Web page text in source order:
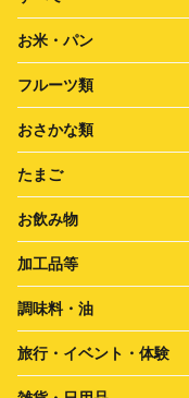
お米・パン
フルーツ類
おさかな類
たまご
お飲み物
加工品等
調味料・油
旅行・イベント・体験